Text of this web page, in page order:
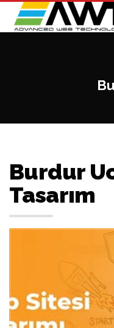
Burdur
Tasarım